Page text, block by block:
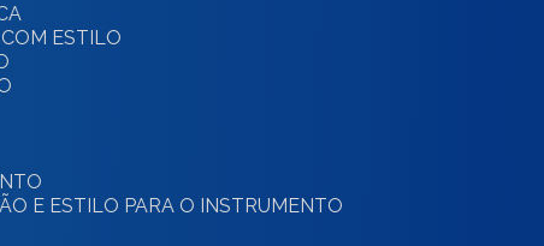
COM ESTILO
E ESTILO PARA O INSTRUMENTO